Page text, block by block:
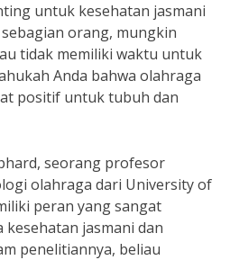
untuk kesehatan jasmani
orang, mungkin
tidak memiliki waktu untuk
Anda bahwa olahraga
positif untuk tubuh dan
seorang profesor
olahraga dari University of
peran yang sangat
jasmani dan
penelitiannya, beliau